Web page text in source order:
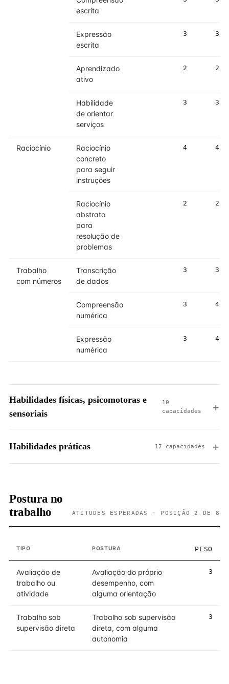
escrita
Expressão
escrita
3 3
Aprendizado
ativo
2 2
Habilidade
de orientar
serviços
3 3
Raciocínio
Raciocínio
concreto
para seguir
instruções
4 4
Raciocínio
abstrato
para
resolução de
problemas
2 2
Trabalho
com números
Transcrição
de dados
3 3
Compreensão
numérica
3 4
Expressão
numérica
3 4
Habilidades físicas, psicomotoras e
sensoriais
10
capacidades
Habilidades práticas 17 capacidades
Postura no
trabalho
ATITUDES ESPERADAS · POSIÇÃO 2 DE 8
TIPO POSTURA PESO
Avaliação de
trabalho ou
atividade
Avaliação do próprio
desempenho, com
alguma orientação
3
Trabalho sob
supervisão direta
Trabalho sob supervisão
direta, com alguma
autonomia
3